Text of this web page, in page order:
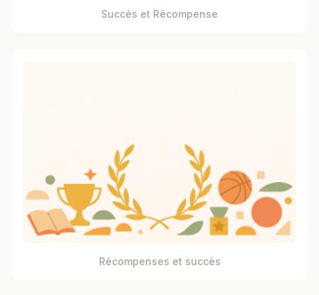
Succès et Récompense
Récompenses et succès